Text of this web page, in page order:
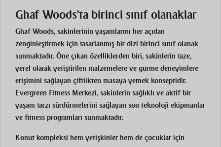
Ghaf Woods'ta birinci sınıf olanaklar
Ghaf Woods, sakinlerinin yaşamlarını her açıdan
zenginleştirmek için tasarlanmış bir dizi birinci sınıf olanak
sunmaktadır. Öne çıkan özelliklerden biri, sakinlerin taze,
yerel olarak yetiştirilen malzemelere ve gurme deneyimlere
erişimini sağlayan çiftlikten masaya yemek konseptidir.
Evergreen Fitness Merkezi, sakinlerin sağlıklı ve aktif bir
yaşam tarzı sürdürmelerini sağlayan son teknoloji ekipmanlar
ve fitness programları sunmaktadır.
Konut kompleksi hem yetişkinler hem de çocuklar için